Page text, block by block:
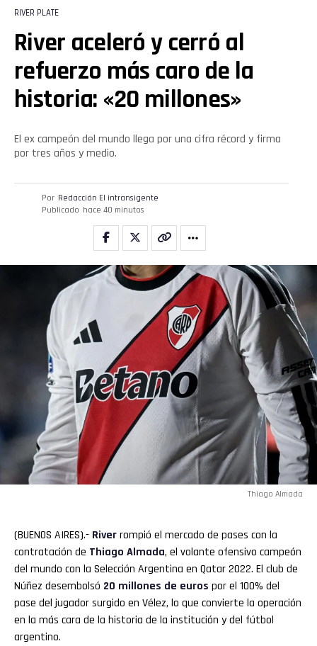
RIVER PLATE
River aceleró y cerró al
refuerzo más caro de la
historia: «20 millones»
El ex campeón del mundo llega por una cifra récord y firma
por tres años y medio.
Por Redacción El intransigente
Publicado hace 40 minutos
Thiago Almada
(BUENOS AIRES).- Riverrompió el mercado de pases con la
contratación de Thiago Almada, el volante ofensivo campeón
del mundo con la Selección Argentina en Qatar 2022. El club de
Núñez desembolsó 20 millones de euros por el 100% del
pase del jugador surgido en Vélez, lo que convierte la operación
en la más cara de la historia de la institución y del fútbol
argentino.